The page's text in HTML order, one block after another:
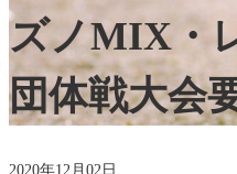
ズノMIX・
団体戦大会
2020年12月02日